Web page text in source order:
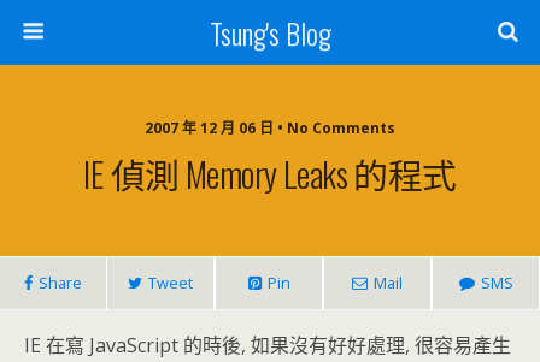
Tsung's Blog
2007 年 12 月 06 日 • No Comments
IE 偵測 Memory Leaks 的程式
Share Tweet Pin Mail SMS
IE 在寫 JavaScript 的時後, 如果沒有好好處理, 很容易產生